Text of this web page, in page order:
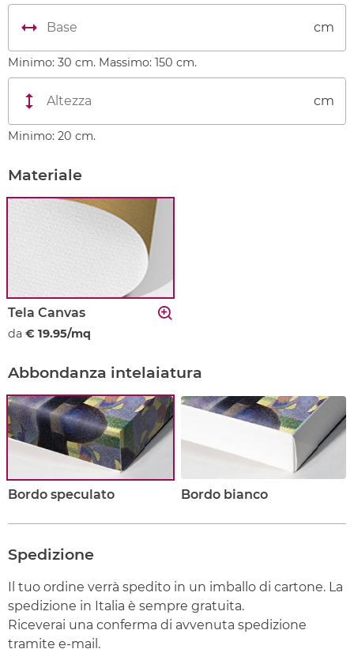
cm
Minimo: 30 cm. Massimo: 150 cm.
cm
Minimo: 20 cm.
Materiale
Tela Canvas
da € 19.95/mq
Abbondanza intelaiatura
Bordo speculato Bordo bianco
Spedizione
Il tuo ordine verrà spedito in un imballo di cartone. La
spedizione in Italia è sempre gratuita.
Riceverai una conferma di avvenuta spedizione
tramite e-mail.